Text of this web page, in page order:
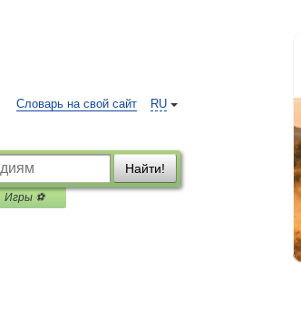
RU
Словарь на свой сайт
Найти!
Игры ⚽